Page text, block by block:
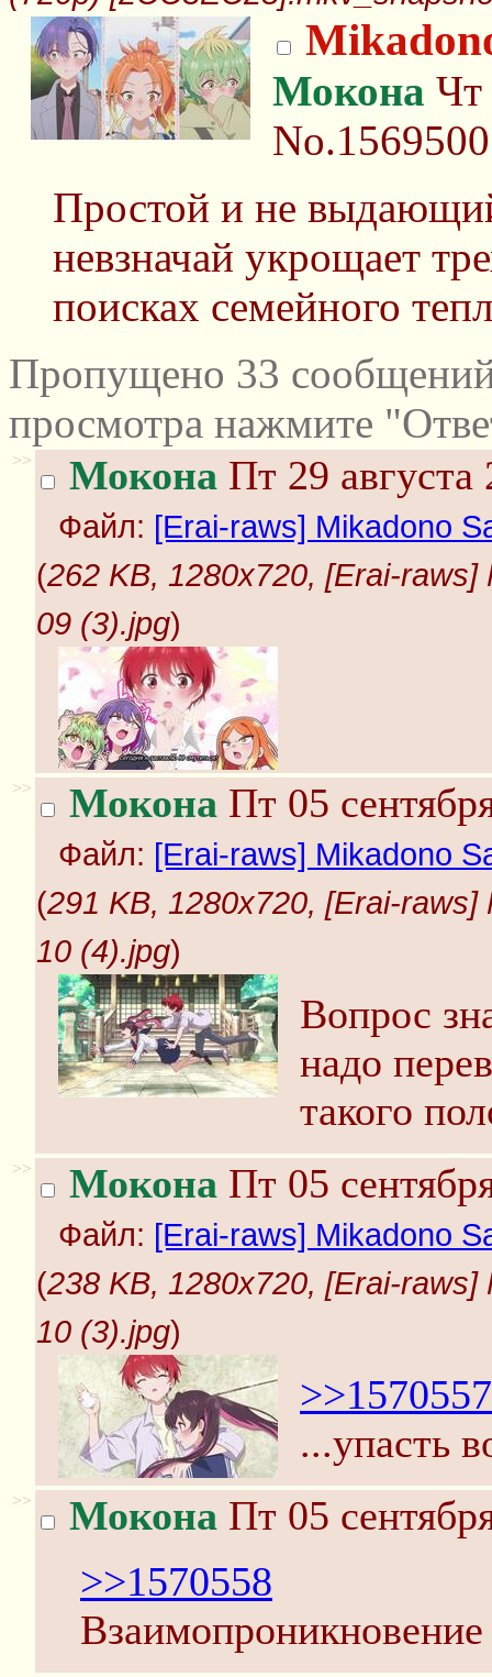
Мокона Чт
No.1569500
Простой и не
невзначай укрощает
поисках семейного
Пропущено 33
просмотра нажмите
>> Мокона Пт 29
Файл: [Erai-raws] Mikadono
(262 KB, 1280x720, [Erai-
09 (3).jpg)
>> Мокона Пт 05
Файл: [Erai-raws] Mikadono
(291 KB, 1280x720, [Erai-
10 (4).jpg)
Вопрос
надо
такого
>> Мокона Пт 05
Файл: [Erai-raws] Mikadono
(238 KB, 1280x720, [Erai-
10 (3).jpg)
>>1570557
...упасть
>> Мокона Пт 05
>>1570558